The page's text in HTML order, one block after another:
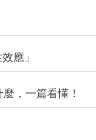
應」
，一篇看懂！